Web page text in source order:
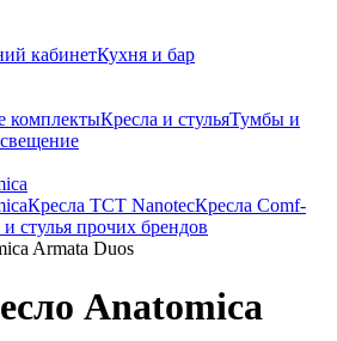
кабинетКухня и бар
комплектыКресла и стульяТумбы и
Кресла TCT NanotecКресла Comf-
стулья прочих брендов
Armata Duos
Anatomica